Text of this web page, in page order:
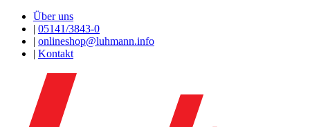
Über uns
| 05141/3843-0
| onlineshop@luhmann.info
| Kontakt